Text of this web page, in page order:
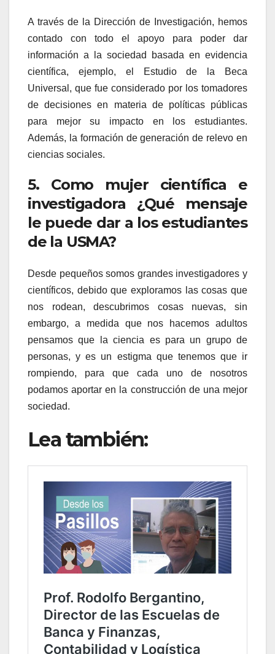
A través de la Dirección de Investigación, hemos
contado con todo el apoyo para poder dar
información a la sociedad basada en evidencia
científica, ejemplo, el Estudio de la Beca
Universal, que fue considerado por los tomadores
de decisiones en materia de políticas públicas
para mejor su impacto en los estudiantes.
Además, la formación de generación de relevo en
ciencias sociales.
5. Como mujer científica e
investigadora ¿Qué mensaje
le puede dar a los estudiantes
de la USMA?
Desde pequeños somos grandes investigadores y
científicos, debido que exploramos las cosas que
nos rodean, descubrimos cosas nuevas, sin
embargo, a medida que nos hacemos adultos
pensamos que la ciencia es para un grupo de
personas, y es un estigma que tenemos que ir
rompiendo, para que cada uno de nosotros
podamos aportar en la construcción de una mejor
sociedad.
Lea también: